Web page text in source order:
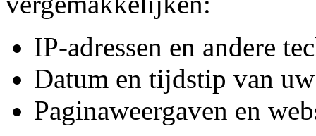
IP-adressen en andere
Datum en tijdstip van
Paginaweergaven en